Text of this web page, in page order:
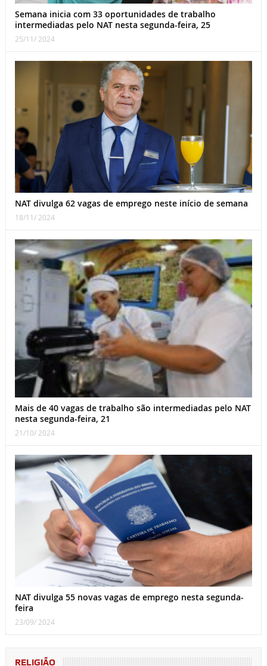
Semana inicia com 33 oportunidades de trabalho
intermediadas pelo NAT nesta segunda-feira, 25
25/11/ 2024
NAT divulga 62 vagas de emprego neste início de semana
18/11/ 2024
Mais de 40 vagas de trabalho são intermediadas pelo NAT
nesta segunda-feira, 21
21/10/ 2024
NAT divulga 55 novas vagas de emprego nesta segunda-
feira
23/09/ 2024
RELIGIÃO